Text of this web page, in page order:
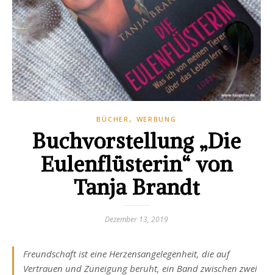
BÜCHER , WERBUNG
Buchvorstellung „Die
Eulenflüsterin“ von
Tanja Brandt
Dezember 13, 2019
Freundschaft ist eine Herzensangelegenheit, die auf
Vertrauen und Zuneigung beruht, ein Band zwischen zwei